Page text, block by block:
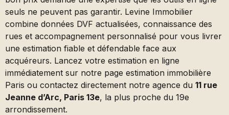
seuls ne peuvent pas garantir. Levine Immobilier
combine données DVF actualisées, connaissance des
rues et accompagnement personnalisé pour vous livrer
une estimation fiable et défendable face aux
acquéreurs. Lancez votre estimation en ligne
immédiatement sur notre page estimation immobilière
Paris ou contactez directement notre agence du 11 rue
Jeanne d’Arc, Paris 13e, la plus proche du 19e
arrondissement.